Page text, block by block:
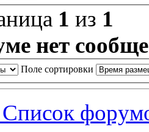
1 из 1
нет
Поле сортировки
Список